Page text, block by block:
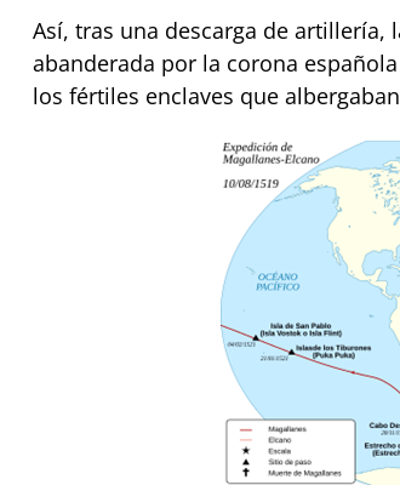
Así, tras una descarga de
abanderada por la corona
los fértiles enclaves que